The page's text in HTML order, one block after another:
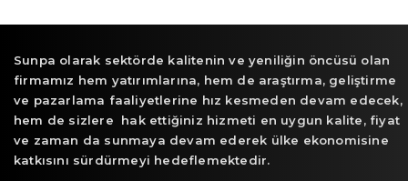
Sunpa olarak sektörde kalitenin ve yeniliğin öncüsü olan
firmamız hem yatırımlarına, hem de araştırma, geliştirme
ve pazarlama faaliyetlerine hız kesmeden devam edecek,
hem de sizlere hak ettiğiniz hizmeti en uygun kalite, fiyat
ve zaman da sunmaya devam ederek ülke ekonomisine
katkısını sürdürmeyi hedeflemektedir.